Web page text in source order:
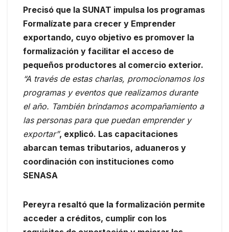
Precisó que la SUNAT impulsa los programas
Formalízate para crecer y Emprender
exportando, cuyo objetivo es promover la
formalización y facilitar el acceso de
pequeños productores al comercio exterior.
“A través de estas charlas, promocionamos los
programas y eventos que realizamos durante
el año. También brindamos acompañamiento a
las personas para que puedan emprender y
exportar”, explicó. Las capacitaciones
abarcan temas tributarios, aduaneros y
coordinación con instituciones como
SENASA
Pereyra resaltó que la formalización permite
acceder a créditos, cumplir con los